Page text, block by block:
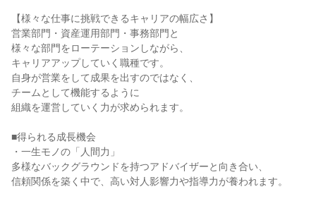
【様々な仕事に挑戦できるキャリアの幅広さ】
営業部門・資産運用部門・事務部門と
様々な部門をローテーションしながら、
キャリアアップしていく職種です。
自身が営業をして成果を出すのではなく、
チームとして機能するように
組織を運営していく力が求められます。
■得られる成長機会
・一生モノの「人間力」
多様なバックグラウンドを持つアドバイザーと向き合い、
信頼関係を築く中で、高い対人影響力や指導力が養われます。